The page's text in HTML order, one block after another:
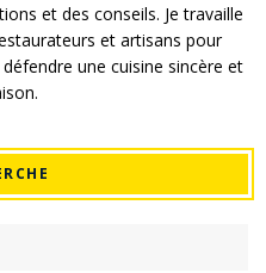
et des conseils. Je travaille
et artisans pour
une cuisine sincère et